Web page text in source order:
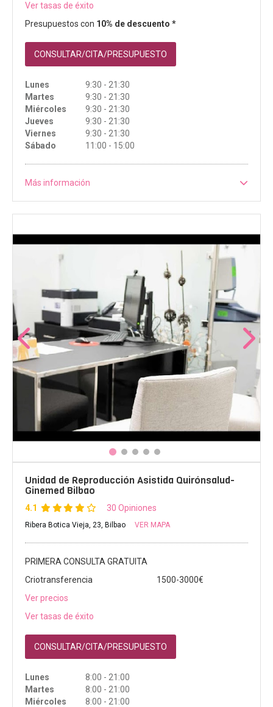
Ver tasas de éxito
Presupuestos con 10% de descuento *
CONSULTAR/CITA/PRESUPUESTO
Lunes
9:30 - 21:30
Martes
9:30 - 21:30
Miércoles
9:30 - 21:30
Jueves
9:30 - 21:30
Viernes
9:30 - 21:30
Sábado
11:00 - 15:00
Más información
Unidad de Reproducción Asistida Quirónsalud-
Ginemed Bilbao
4.1 30 Opiniones
Ribera Botica Vieja, 23, Bilbao VER MAPA
PRIMERA CONSULTA GRATUITA
Criotransferencia
1500-3000€
Ver precios
Ver tasas de éxito
CONSULTAR/CITA/PRESUPUESTO
Lunes
8:00 - 21:00
Martes
8:00 - 21:00
Miércoles
8:00 - 21:00